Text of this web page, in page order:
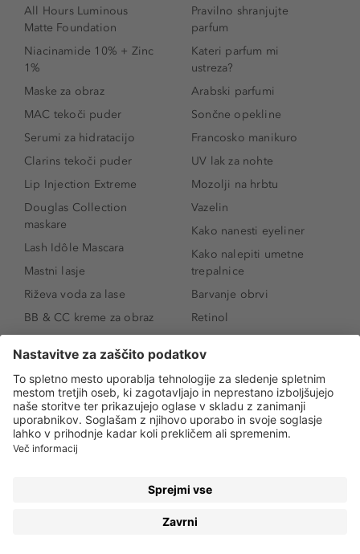
All Hours Luminous
Matte Foundation
Niacinamide 10% + Zinc
1%
Maske za obraz
MAC tekoči puder
Serumi za hidratacijo
Clarins tekoči puder
Lip Injection Extreme
Douglas Collection
maskare
Lash Idôle Mascara
Mastni lasje
Riževa voda za lase
BB & CC kreme za obraz
SPF 30
Senčila za oči
Tekoči puder
Ličenje povešenih vek
Kako povečati oči
Pravilno shranjujte
parfum
Kateri parfum mi
ustreza?
Arabski parfumi
Sončne opekline
Francosko manikuro
UV lak za nohte
Mozolji na hrbtu
Vazelin
Kako nanesti eyeliner
Kako nalepiti umetne
trepalnice
Barvanje obrvi
Retinol
Niacinamid
Rozacea
Salicilna kislina